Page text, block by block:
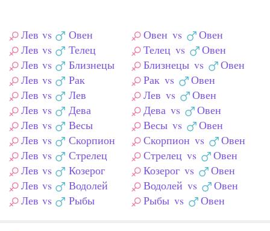
Лев vs
Овен
Лев vs
Телец
Лев vs
Близнецы
Лев vs
Рак
Лев vs
Лев
Лев vs
Дева
Лев vs
Весы
Лев vs
Скорпион
Лев vs
Стрелец
Лев vs
Козерог
Лев vs
Водолей
Лев vs Рыбы
Овен vs
Овен
Телец vs
Овен
Близнецы vs
Овен
Рак vs
Овен
Лев vs
Овен
Дева vs
Овен
Весы vs
Овен
Скорпион vs
Овен
Стрелец vs
Овен
Козерог vs
Овен
Водолей vs
Овен
Рыбы vs Овен